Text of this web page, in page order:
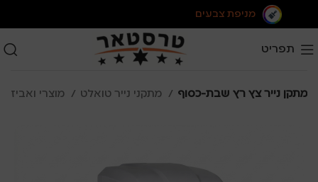
מניפת צבעים
תפריט
מוצרי ואביזרי היגיינה מתקני נייר טואלט מתקן נייר צץ רץ שבת-כסוף